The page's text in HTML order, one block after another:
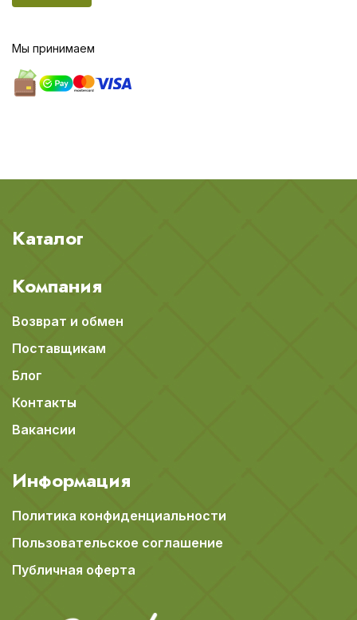
Мы принимаем
Каталог
Компания
Возврат и обмен
Поставщикам
Блог
Контакты
Вакансии
Информация
Политика конфиденциальности
Пользовательское соглашение
Публичная оферта